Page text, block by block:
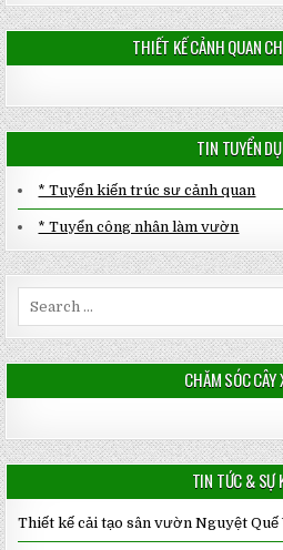
THIẾT KẾ CẢNH QUAN
TIN TUYỂN
* Tuyển kiến trúc sư cảnh quan
* Tuyển công nhân làm vườn
CHĂM SÓC CÂY
TIN TỨC & SỰ
Thiết kế cải tạo sân vườn Nguyệt